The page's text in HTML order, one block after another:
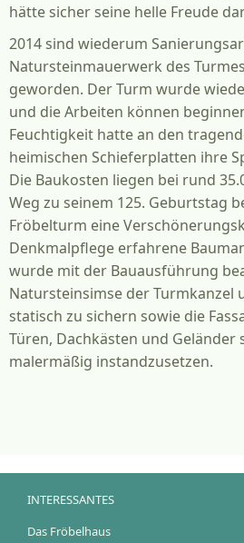
hätte sicher seine helle Freude
2014 sind wiederum
Natursteinmauerwerk des
geworden. Der Turm wurde
und die Arbeiten können
Feuchtigkeit hatte an den
heimischen Schieferplatten ihre
Die Baukosten liegen bei rund
Weg zu seinem 125. Geburtstag
Fröbelturm eine
Denkmalpflege erfahrene
wurde mit der Bauausführung
Natursteinsimse der Turmkanzel
statisch zu sichern sowie die
Türen, Dachkästen und Geländer
malermäßig instandzusetzen.
INTERESSANTES
Das Fröbelhaus